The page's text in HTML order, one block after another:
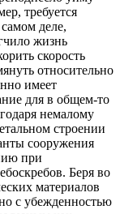
требуется
деле,
жизнь
скорость
относительно
имеет
для в общем-то
немалому
строении
сооружения
при
Беря во
материалов
с убежденностью